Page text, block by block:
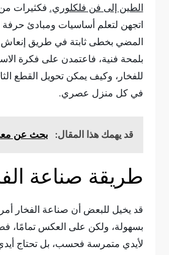
الطين إلى فن فلكلوري. فكثيرات
اتجهن لتعلم أساسيات ومبادئ حرفة
المضي بخطى ثابتة في طريق إنعاش
بلمحة فنية، فاعتمدن على فكرة
للفخار، وكيف يمكن تحويل القطع
في كل منزل عصري.
قد يهمك هذا المقال: بحث عن
طريقة صناعة
قد يخيل للبعض أن صناعة الفخار
بسهولة، ولكن على العكس تمامًا،
لأيدي متمرسة فحسب، بل تحتاج